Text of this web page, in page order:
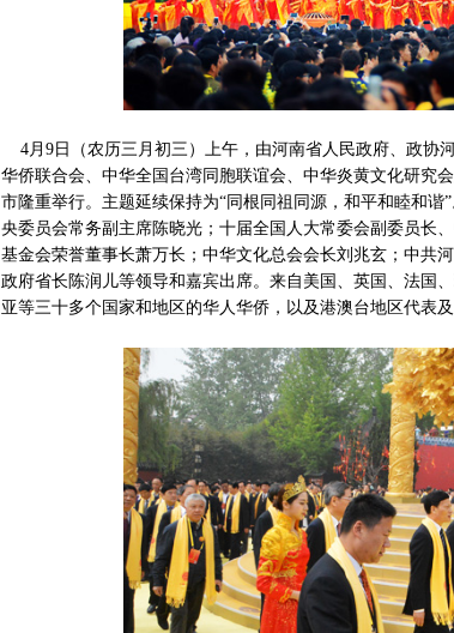
4月9日（农历三月初三）上午，由河南省人民政府、政协
华侨联合会、中华全国台湾同胞联谊会、中华炎黄文化研究
市隆重举行。主题延续保持为“同根同祖同源，和平和睦和
央委员会常务副主席陈晓光；十届全国人大常委会副委员长
基金会荣誉董事长萧万长；中华文化总会会长刘兆玄；中共
政府省长陈润儿等领导和嘉宾出席。来自美国、英国、法国
亚等三十多个国家和地区的华人华侨，以及港澳台地区代表